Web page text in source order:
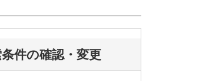
件の確認・変更